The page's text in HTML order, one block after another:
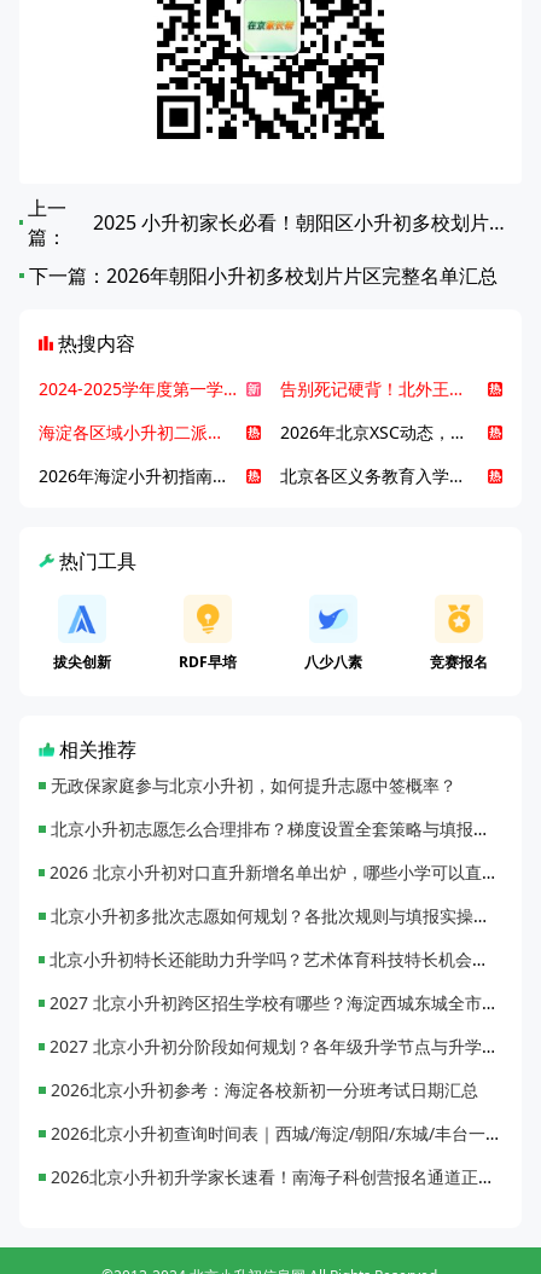
上一
篇：
2025 小升初家长必看！朝阳区小升初多校划片对应中学全览
下一篇： 2026年朝阳小升初多校划片片区完整名单汇总
热搜内容
2024-2025学年度第一学期北京各区期末考试真题试卷汇总
告别死记硬背！北外王牌精读词汇课，帮孩子突破英语词汇难关
海淀各区域小升初二派全攻略合集！区域一至五志愿填报、升学策略详解
2026年北京XSC动态，持续更新中ing...
2026年海淀小升初指南，一文了解招生政策要点
北京各区义务教育入学咨询电话汇总，25年小升初家长提前收藏
热门工具
拔尖创新 RDF早培 八少八素 竞赛报名
相关推荐
无政保家庭参与北京小升初，如何提升志愿中签概率？
北京小升初志愿怎么合理排布？梯度设置全套策略与填报避坑指南
2026 北京小升初对口直升新增名单出炉，哪些小学可以直升优质初中？
北京小升初多批次志愿如何规划？各批次规则与填报实操指南
北京小升初特长还能助力升学吗？艺术体育科技特长机会与误区全面解析
2027 北京小升初跨区招生学校有哪些？海淀西城东城全市招生校完整汇总
2027 北京小升初分阶段如何规划？各年级升学节点与升学通道全梳理
2026北京小升初参考：海淀各校新初一分班考试日期汇总
2026北京小升初查询时间表｜西城/海淀/朝阳/东城/丰台一键对照
2026北京小升初升学家长速看！南海子科创营报名通道正式开启